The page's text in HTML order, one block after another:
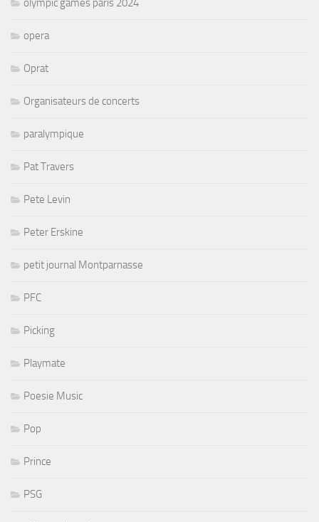
olympic games paris 2024
opera
Oprat
Organisateurs de concerts
paralympique
Pat Travers
Pete Levin
Peter Erskine
petit journal Montparnasse
PFC
Picking
Playmate
Poesie Music
Pop
Prince
PSG